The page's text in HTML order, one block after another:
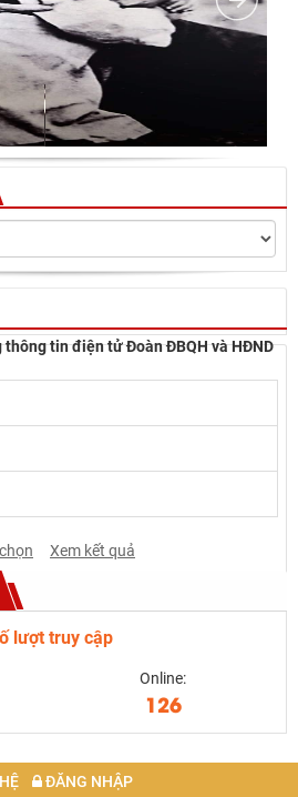
thông tin điện tử Đoàn ĐBQH và HĐND
Xem kết quả
lượt truy cập
Online:
126
ĐĂNG NHẬP